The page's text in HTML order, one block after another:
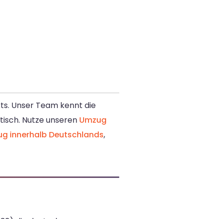
Unser Team kennt die
Nutze unseren Umzug
innerhalb Deutschlands,